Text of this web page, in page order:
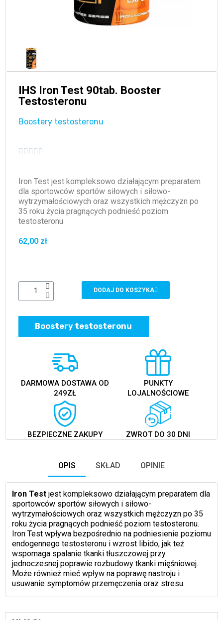
IHS Iron Test 90tab. Booster
Testosteronu
Boostery testosteronu
    
Iron Test jest kompleksowo działającym preparatem
dla sportowców sportów siłowych i siłowo-
wytrzymałościowych oraz wszystkich mężczyzn po
35 roku życia pragnących podnieść poziom
testosteronu
62,00 zł
DODAJ DO KOSZYKA
Boostery testosteronu
DARMOWA DOSTAWA OD
249ZŁ
PUNKTY
LOJALNOŚCIOWE
BEZPIECZNE ZAKUPY ZWROT DO 30 DNI
OPIS SKŁAD OPINIE
Iron Testjest kompleksowo działającym preparatem dla
sportowców sportów siłowych i siłowo-
wytrzymałościowych oraz wszystkich mężczyzn po 35
roku życia pragnących podnieść poziom testosteronu.
Iron Test wpływa bezpośrednio na podniesienie poziomu
endogennego testosteronu i wzrost libido, jak też
wspomaga spalanie tkanki tłuszczowej przy
jednoczesnej poprawie rozbudowy tkanki mięśniowej.
Może również mieć wpływ na poprawę nastroju i
usuwanie symptomów przemęczenia oraz stresu.